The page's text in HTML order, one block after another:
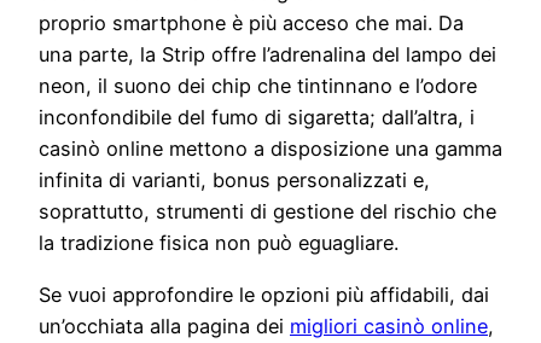
proprio smartphone è più acceso che mai. Da
una parte, la Strip offre l’adrenalina del lampo dei
neon, il suono dei chip che tintinnano e l’odore
inconfondibile del fumo di sigaretta; dall’altra, i
casinò online mettono a disposizione una gamma
infinita di varianti, bonus personalizzati e,
soprattutto, strumenti di gestione del rischio che
la tradizione fisica non può eguagliare.
Se vuoi approfondire le opzioni più affidabili, dai
un’occhiata alla pagina dei migliori casinò online,